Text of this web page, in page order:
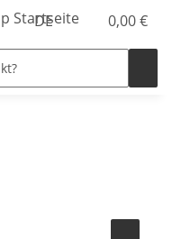
DE 0,00 €